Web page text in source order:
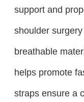
support and
shoulder
breathable
helps promote
straps ensure a